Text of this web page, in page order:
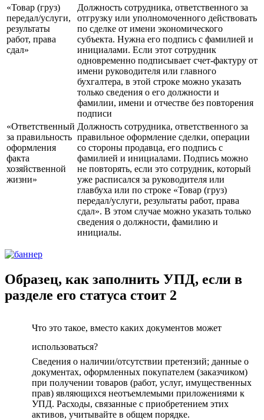
«Товар (груз)
передал/услуги,
результаты
работ, права
сдал»
Должность сотрудника, ответственного за
отгрузку или уполномоченного действовать
по сделке от имени экономического
субъекта. Нужна его подпись с фамилией и
инициалами. Если этот сотрудник
одновременно подписывает счет-фактуру от
имени руководителя или главного
бухгалтера, в этой строке можно указать
только сведения о его должности и
фамилии, имени и отчестве без повторения
подписи
«Ответственный
за правильность
оформления
факта
хозяйственной
жизни»
Должность сотрудника, ответственного за
правильное оформление сделки, операции
со стороны продавца, его подпись с
фамилией и инициалами. Подпись можно
не повторять, если это сотрудник, который
уже расписался за руководителя или
главбуха или по строке «Товар (груз)
передал/услуги, результаты работ, права
сдал». В этом случае можно указать только
сведения о должности, фамилию и
инициалы.
Образец, как заполнить УПД, если в
разделе его статуса стоит 2
Что это такое, вместо каких документов может
использоваться?
Сведения о наличии/отсутствии претензий; данные о
документах, оформленных покупателем (заказчиком)
при получении товаров (работ, услуг, имущественных
прав) являющихся неотъемлемыми приложениями к
УПД. Расходы, связанные с приобретением этих
активов, учитывайте в общем порядке.